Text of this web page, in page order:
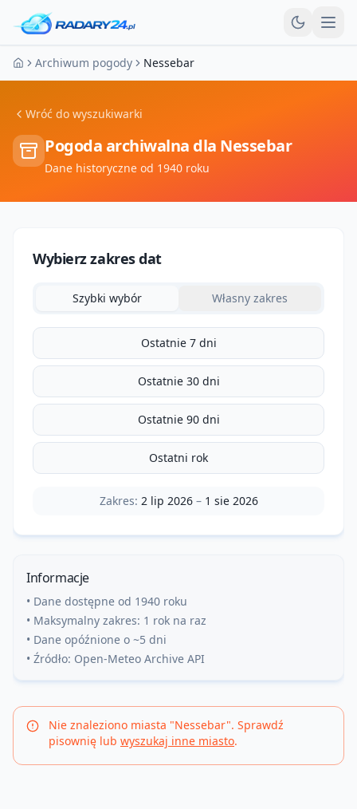
Strona główna
Archiwum pogody Nessebar
Wróć do wyszukiwarki
Pogoda archiwalna dla Nessebar
Dane historyczne od 1940 roku
Wybierz zakres dat
Szybki wybór Własny zakres
Ostatnie 7 dni
Ostatnie 30 dni
Ostatnie 90 dni
Ostatni rok
Zakres: 2 lip 2026– 1 sie 2026
Informacje
• Dane dostępne od 1940 roku
• Maksymalny zakres: 1 rok na raz
• Dane opóźnione o ~5 dni
• Źródło: Open-Meteo Archive API
Nie znaleziono miasta "Nessebar". Sprawdź
pisownię lub wyszukaj inne miasto.